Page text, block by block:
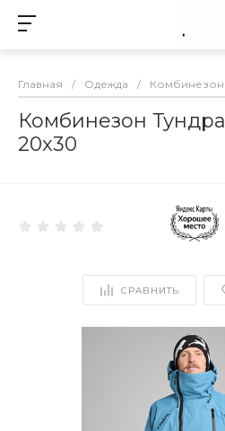
Главная / Одежда /
Комбинезон
20x30
СРАВНИТЬ